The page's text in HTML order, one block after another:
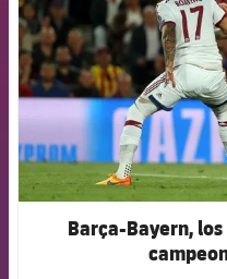
Barça-Bayern,